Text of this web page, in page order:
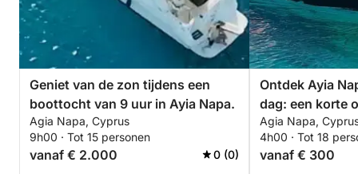
Geniet van de zon tijdens een
boottocht van 9 uur in Ayia Napa.
Agia Napa, Cyprus
9h00 · Tot 15 personen
vanaf € 2.000 0 (0)
Ontdek Ayia
dag: een korte
een motorboot.
Agia Napa,
4h00 · Tot 18
vanaf € 300